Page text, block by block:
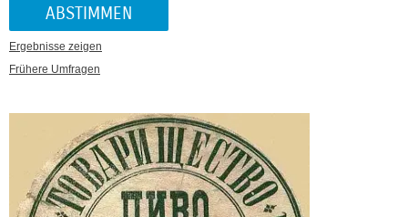
Ergebnisse zeigen
Frühere Umfragen